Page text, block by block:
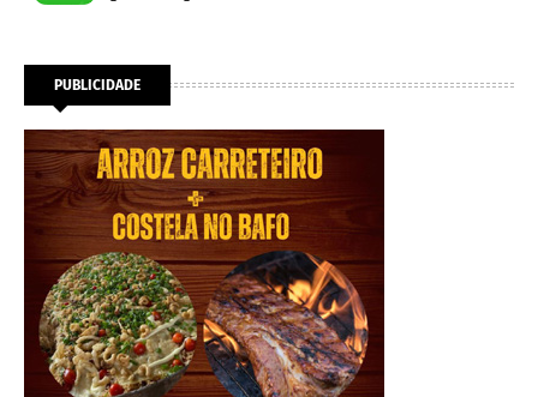
PUBLICIDADE